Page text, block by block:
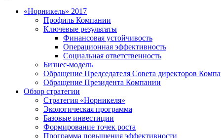
«Норникель» 2017
Профиль Компании
Ключевые результаты
Финансовая устойчивость
Операционная эффективность
Социальная ответственность
Бизнес-модель
Обращение Председателя Совета директоров
Обращение Президента Компании
Обзор стратегии
Стратегия «Норникеля»
Экологическая программа
Базовые инвестиции
Формирование точек роста
Программа повышения эффективности